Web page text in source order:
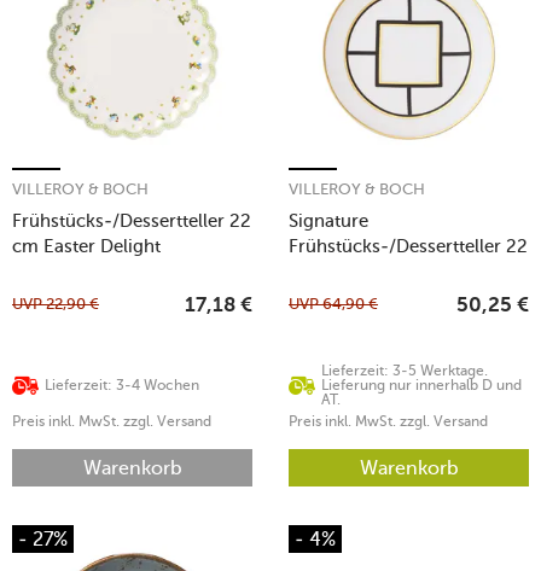
Frühstücks-/Dessertteller 22
cm Easter Delight
VILLEROY & BOCH
Lieferzeit: 3-4 Wochen
UVP22,90 € 17,18 €
Preis inkl. MwSt. zzgl. Versand
Warenkorb
Signature
Frühstücks-/Dessertteller 22
VILLEROY & BOCH
Lieferzeit: 3-5 Werktage.
Lieferung nur innerhalb D und
AT.
UVP64,90 € 50,25 €
Preis inkl. MwSt. zzgl. Versand
Warenkorb
- 27% - 4%